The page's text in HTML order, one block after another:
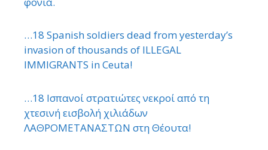
…18 Spanish soldiers dead from yesterday’s
invasion of thousands of ILLEGAL
IMMIGRANTS in Ceuta!
…18 Ισπανοί στρατιώτες νεκροί από τη
χτεσινή εισβολή χιλιάδων
ΛΑΘΡΟΜΕΤΑΝΑΣΤΩΝ στη Θέουτα!